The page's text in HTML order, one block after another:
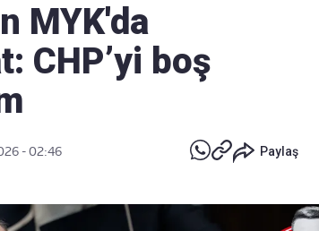
MYK'da
CHP’yi boş
- 02:46 Paylaş